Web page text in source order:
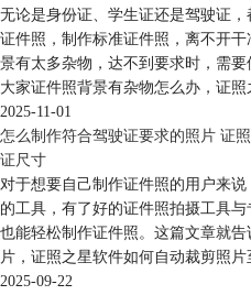
无论是身份证、学生证还是驾驶证
证件照，制作标准证件照，离不开
景有太多杂物，达不到要求时，需
大家证件照背景有杂物怎么办，证照
2025-11-01
怎么制作符合驾驶证要求的照片 证
证尺寸
对于想要自己制作证件照的用户来
的工具，有了好的证件照拍摄工具
也能轻松制作证件照。这篇文章就
片，证照之星软件如何自动裁剪照片
2025-09-22